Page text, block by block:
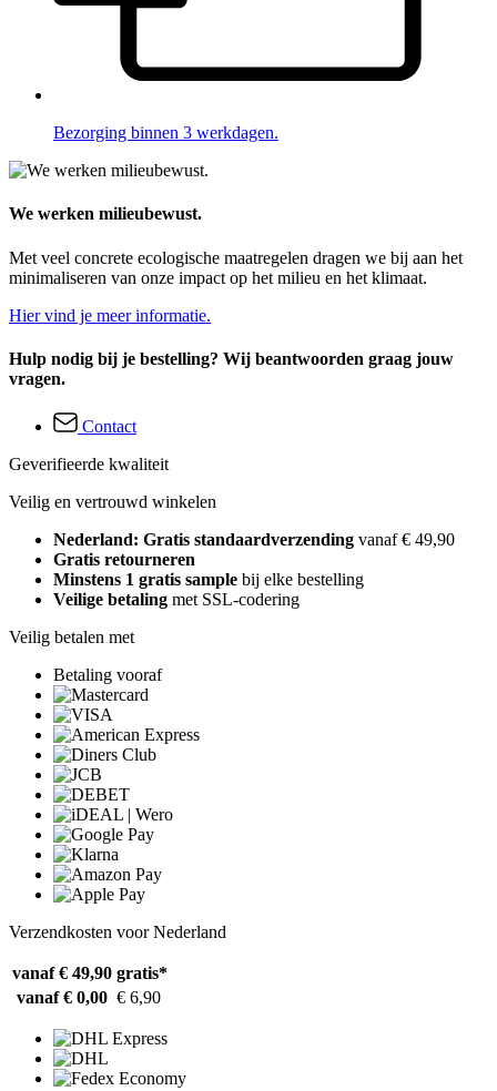
Bezorging binnen 3 werkdagen.
We werken milieubewust.
Met veel concrete ecologische maatregelen dragen we bij aan het
minimaliseren van onze impact op het milieu en het klimaat.
Hier vind je meer informatie.
Hulp nodig bij je bestelling? Wij beantwoorden graag jouw
vragen.
Contact
Geverifieerde kwaliteit
Veilig en vertrouwd winkelen
Nederland: Gratis standaardverzending vanaf € 49,90
Gratis retourneren
Minstens 1 gratis sample bij elke bestelling
Veilige betaling met SSL-codering
Veilig betalen met
Betaling vooraf
Verzendkosten voor Nederland
vanaf € 49,90 gratis*
vanaf € 0,00 € 6,90